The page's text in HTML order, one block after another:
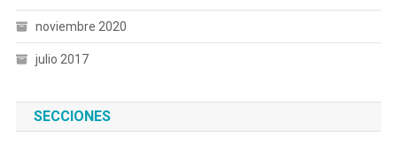
noviembre 2020
julio 2017
SECCIONES